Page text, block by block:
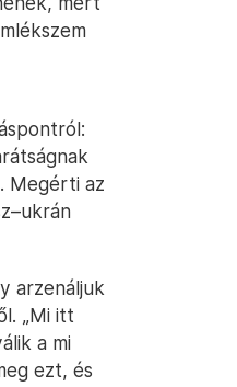
Megérti az
arzenáljuk
„Mi itt
a mi
ezt, és